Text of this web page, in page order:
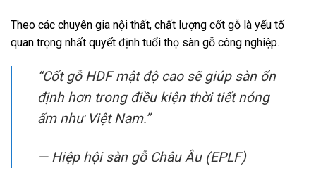
Theo các chuyên gia nội thất, chất lượng cốt gỗ là yếu tố
quan trọng nhất quyết định tuổi thọ sàn gỗ công nghiệp.
“Cốt gỗ HDF mật độ cao sẽ giúp sàn ổn
định hơn trong điều kiện thời tiết nóng
ẩm như Việt Nam.”
— Hiệp hội sàn gỗ Châu Âu (EPLF)